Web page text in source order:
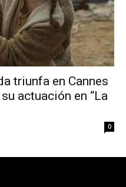
triunfa en Cannes
actuación en “La
0